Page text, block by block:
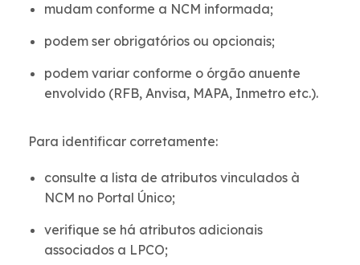
mudam conforme a NCM informada;
podem ser obrigatórios ou opcionais;
podem variar conforme o órgão anuente
envolvido (RFB, Anvisa, MAPA, Inmetro etc.).
Para identificar corretamente:
consulte a lista de atributos vinculados à
NCM no Portal Único;
verifique se há atributos adicionais
associados a LPCO;